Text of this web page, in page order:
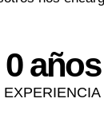
EXPERIENCIA
0 años